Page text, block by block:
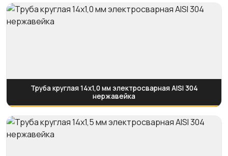
Труба круглая 14х1,0 мм электросварная AISI 304
нержавейка